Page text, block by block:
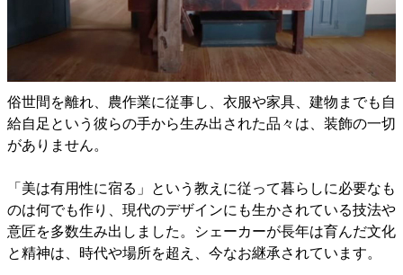
俗世間を離れ、農作業に従事し、衣服や家具、建物までも自
給自足という彼らの手から生み出された品々は、装飾の一切
がありません。
「美は有用性に宿る」という教えに従って暮らしに必要なも
のは何でも作り、現代のデザインにも生かされている技法や
意匠を多数生み出しました。シェーカーが長年は育んだ文化
と精神は、時代や場所を超え、今なお継承されています。